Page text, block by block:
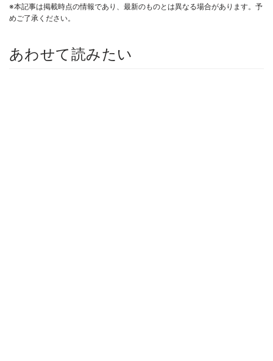
※本記事は掲載時点の情報であり、最新のものとは異なる場合があります。予
めご了承ください。
あわせて読みたい